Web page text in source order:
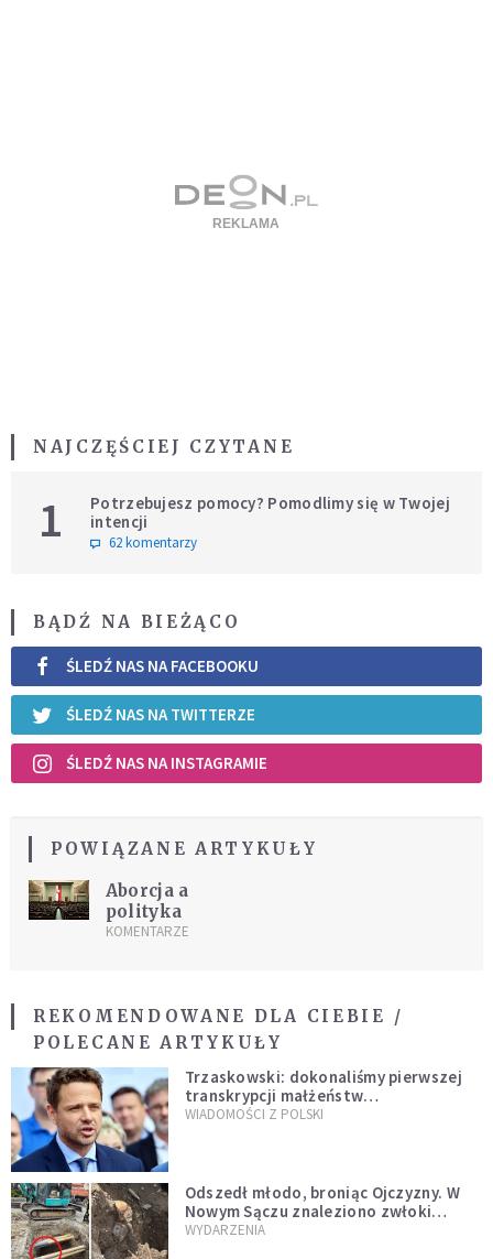
NAJCZĘŚCIEJ CZYTANE
1
Potrzebujesz pomocy? Pomodlimy się w Twojej
intencji
62 komentarzy
BĄDŹ NA BIEŻĄCO
ŚLEDŹ NAS NA FACEBOOKU
ŚLEDŹ NAS NA TWITTERZE
ŚLEDŹ NAS NA INSTAGRAMIE
POWIĄZANE ARTYKUŁY
Aborcja a
polityka
KOMENTARZE
REKOMENDOWANE DLA CIEBIE /
POLECANE ARTYKUŁY
Trzaskowski: dokonaliśmy pierwszej
transkrypcji małżeństw
jednopłciowych. “Tak jak
WIADOMOŚCI Z POLSKI
Odszedł młodo, broniąc Ojczyzny. W
Nowym Sączu znaleziono zwłoki
mężczyzny z czasów potopu
WYDARZENIA